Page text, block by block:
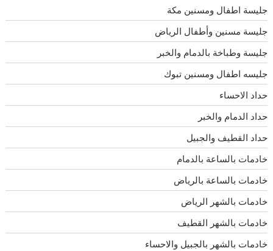
جليسة اطفال ومسنين مكة
جليسة مسنين وأطفال الرياض
جليسة وطباخة بالدمام والخبر
جليسه اطفال ومسنين تبوك
حداد الاحساء
حداد الدمام والخبر
حداد القطيف والجبيل
خادمات بالساعة بالدمام
خادمات بالساعة بالرياض
خادمات بالشهر الرياض
خادمات بالشهر القطيف
خادمات بالشهر بالجبيل والاحساء